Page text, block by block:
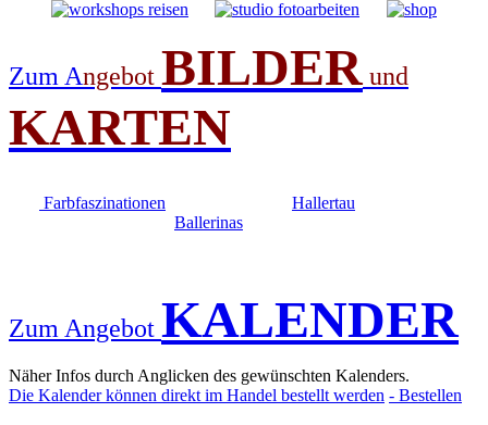
Zum Angebot BILDER und
KARTEN
Farbfaszinationen
Hallertau
Ballerinas
Zum Angebot KALENDER
Näher Infos durch Anglicken des gewünschten Kalenders.
Die Kalender können direkt im Handel bestellt werden - Bestellen